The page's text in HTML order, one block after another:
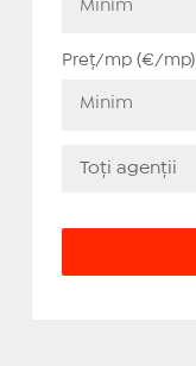
Preț/mp (€/mp)